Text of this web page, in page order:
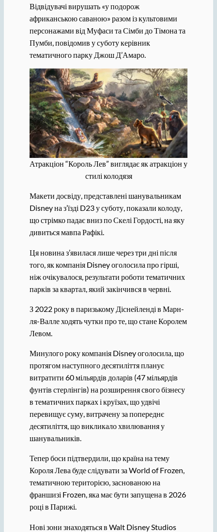
Відвідувачі вирушать «у подорож
африканською саваною» разом із культовими
персонажами від Муфаси та Сімби до Тімона та
Пумби, повідомив у суботу керівник
тематичного парку Джош Д’Амаро.
Атракціон “Король Лев” виглядає як атракціон у
стилі колодязя
Макети досвіду, представлені шанувальникам
Disney на з’їзді D23 у суботу, показали колоду,
що стрімко падає вниз по Скелі Гордості, на яку
дивиться мавпа Рафікі.
Ця новина з’явилася лише через три дні після
того, як компанія Disney оголосила про гірші,
ніж очікувалося, результати роботи тематичних
парків за квартал, який закінчився в червні.
З 2022 року в паризькому Діснейленді в Марн-
ля-Валле ходять чутки про те, що стане Королем
Левом.
Минулого року компанія Disney оголосила, що
протягом наступного десятиліття планує
витратити 60 мільярдів доларів (47 мільярдів
фунтів стерлінгів) на розширення свого бізнесу
в тематичних парках і круїзах, що удвічі
перевищує суму, витрачену за попереднє
десятиліття, що викликало хвилювання у
шанувальників.
Тепер боси підтвердили, що країна на тему
Короля Лева буде слідувати за World of Frozen,
тематичною територією, заснованою на
франшизі Frozen, яка має бути запущена в 2026
році в Парижі.
Нові зони знаходяться в Walt Disney Studios